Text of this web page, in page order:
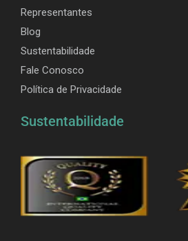
Representantes
Blog
Sustentabilidade
Fale Conosco
Política de Privacidade
Sustentabilidade